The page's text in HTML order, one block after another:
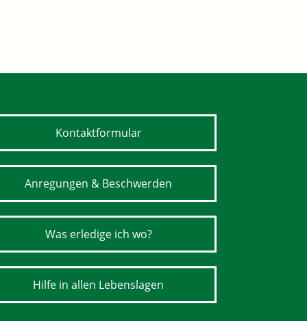
Kontaktformular
Anregungen & Beschwerden
Was erledige ich wo?
Hilfe in allen Lebenslagen